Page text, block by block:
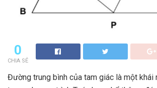
0
CHIA SẺ
Đường trung bình của tam giác là một khái